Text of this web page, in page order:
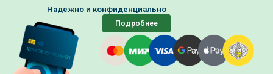
Надежно и конфиденциально
Подробнее